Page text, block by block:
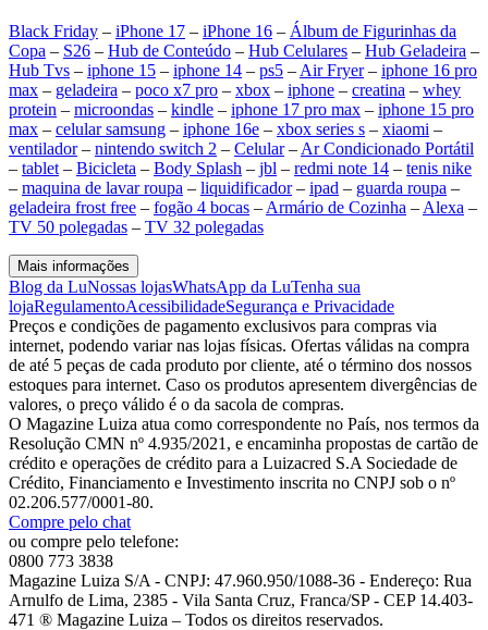
Black Friday – iPhone 17 – iPhone 16 – Álbum de Figurinhas da
Copa – S26 – Hub de Conteúdo – Hub Celulares – Hub Geladeira –
Hub Tvs – iphone 15 – iphone 14 – ps5 – Air Fryer– iphone 16 pro
max – geladeira – poco x7 pro – xbox – iphone – creatina – whey
protein – microondas – kindle – iphone 17 pro max – iphone 15 pro
max – celular samsung – iphone 16e – xbox series s – xiaomi –
ventilador– nintendo switch 2 – Celular– Ar Condicionado Portátil
– tablet – Bicicleta – Body Splash – jbl – redmi note 14 – tenis nike
– maquina de lavar roupa – liquidificador– ipad – guarda roupa –
geladeira frost free – fogão 4 bocas – Armário de Cozinha – Alexa –
TV 50 polegadas – TV 32 polegadas
Mais informações
Blog da LuNossas lojasWhatsApp da LuTenha sua
lojaRegulamentoAcessibilidadeSegurança e Privacidade
Preços e condições de pagamento exclusivos para compras via
internet, podendo variar nas lojas físicas. Ofertas válidas na compra
de até 5 peças de cada produto por cliente, até o término dos nossos
estoques para internet. Caso os produtos apresentem divergências de
valores, o preço válido é o da sacola de compras.
O Magazine Luiza atua como correspondente no País, nos termos da
Resolução CMN nº 4.935/2021, e encaminha propostas de cartão de
crédito e operações de crédito para a Luizacred S.A Sociedade de
Crédito, Financiamento e Investimento inscrita no CNPJ sob o nº
02.206.577/0001-80.
Compre pelo chat
ou compre pelo telefone:
0800 773 3838
Magazine Luiza S/A - CNPJ: 47.960.950/1088-36 - Endereço: Rua
Arnulfo de Lima, 2385 - Vila Santa Cruz, Franca/SP - CEP 14.403-
471 ® Magazine Luiza – Todos os direitos reservados.